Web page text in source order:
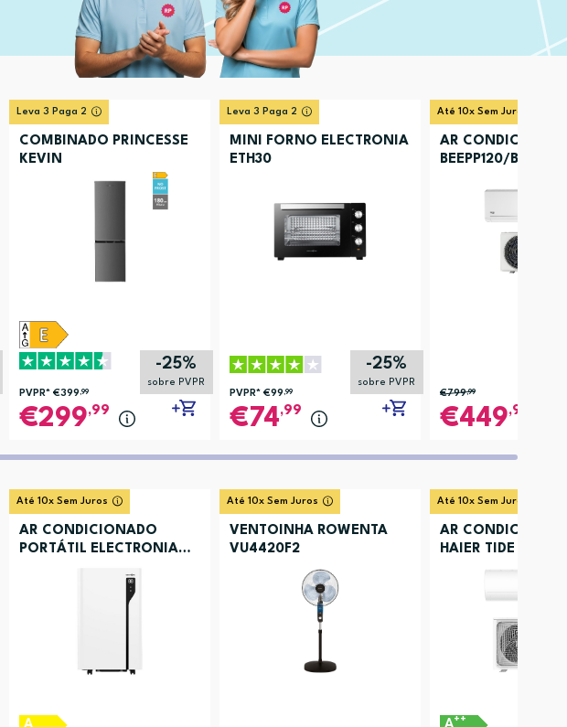
Leva 3 Paga 2
COMBINADO PRINCESSE
KEVIN
-25%
sobre PVPR
PVPR* €399,99
299,99
Leva 3 Paga 2
MINI FORNO ELECTRONIA
ETH30
-25%
sobre PVPR
PVPR* €99,99
74,99
Até 10x Sem Juros
AR
BEEPP120/
€799,99
449,99
Até 10x Sem Juros
AR CONDICIONADO
PORTÁTIL ELECTRONIA
Até 10x Sem Juros
VENTOINHA ROWENTA
VU4420F2
Até 10x Sem Juros
AR
HAIER TIDE
++